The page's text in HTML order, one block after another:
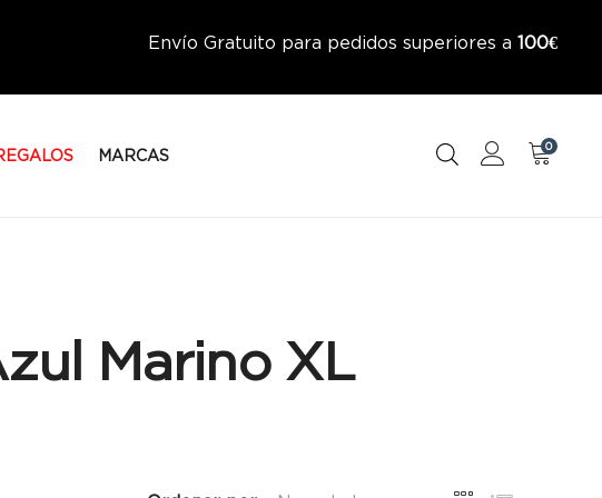
Envío Gratuito para pedidos superiores a 100€
MARCAS
0
Marino XL